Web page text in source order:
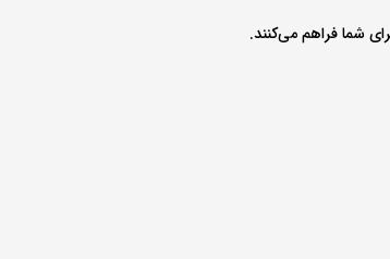
شما فراهم می‌کنند.